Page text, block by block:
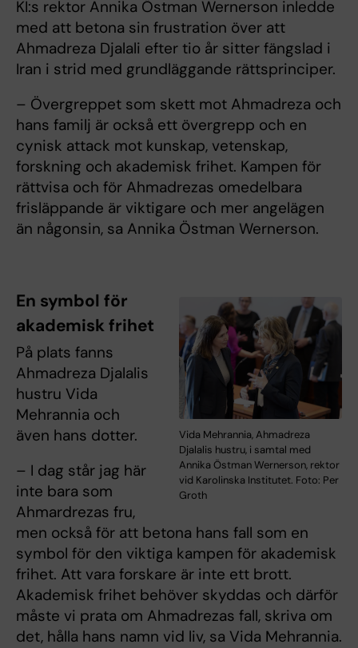
KI:s rektor Annika Östman Wernerson inledde
med att betona sin frustration över att
Ahmadreza Djalali efter tio år sitter fängslad i
Iran i strid med grundläggande rättsprinciper.
– Övergreppet som skett mot Ahmadreza och
hans familj är också ett övergrepp och en
cynisk attack mot kunskap, vetenskap,
forskning och akademisk frihet. Kampen för
rättvisa och för Ahmadrezas omedelbara
frisläppande är viktigare och mer angelägen
än någonsin, sa Annika Östman Wernerson.
Vida Mehrannia, Ahmadreza
Djalalis hustru, i samtal med
Annika Östman Wernerson, rektor
vid Karolinska Institutet. Foto: Per
Groth
En symbol för
akademisk frihet
På plats fanns
Ahmadreza Djalalis
hustru Vida
Mehrannia och
även hans dotter.
– I dag står jag här
inte bara som
Ahmardrezas fru,
men också för att betona hans fall som en
symbol för den viktiga kampen för akademisk
frihet. Att vara forskare är inte ett brott.
Akademisk frihet behöver skyddas och därför
måste vi prata om Ahmadrezas fall, skriva om
det, hålla hans namn vid liv, sa Vida Mehrannia.